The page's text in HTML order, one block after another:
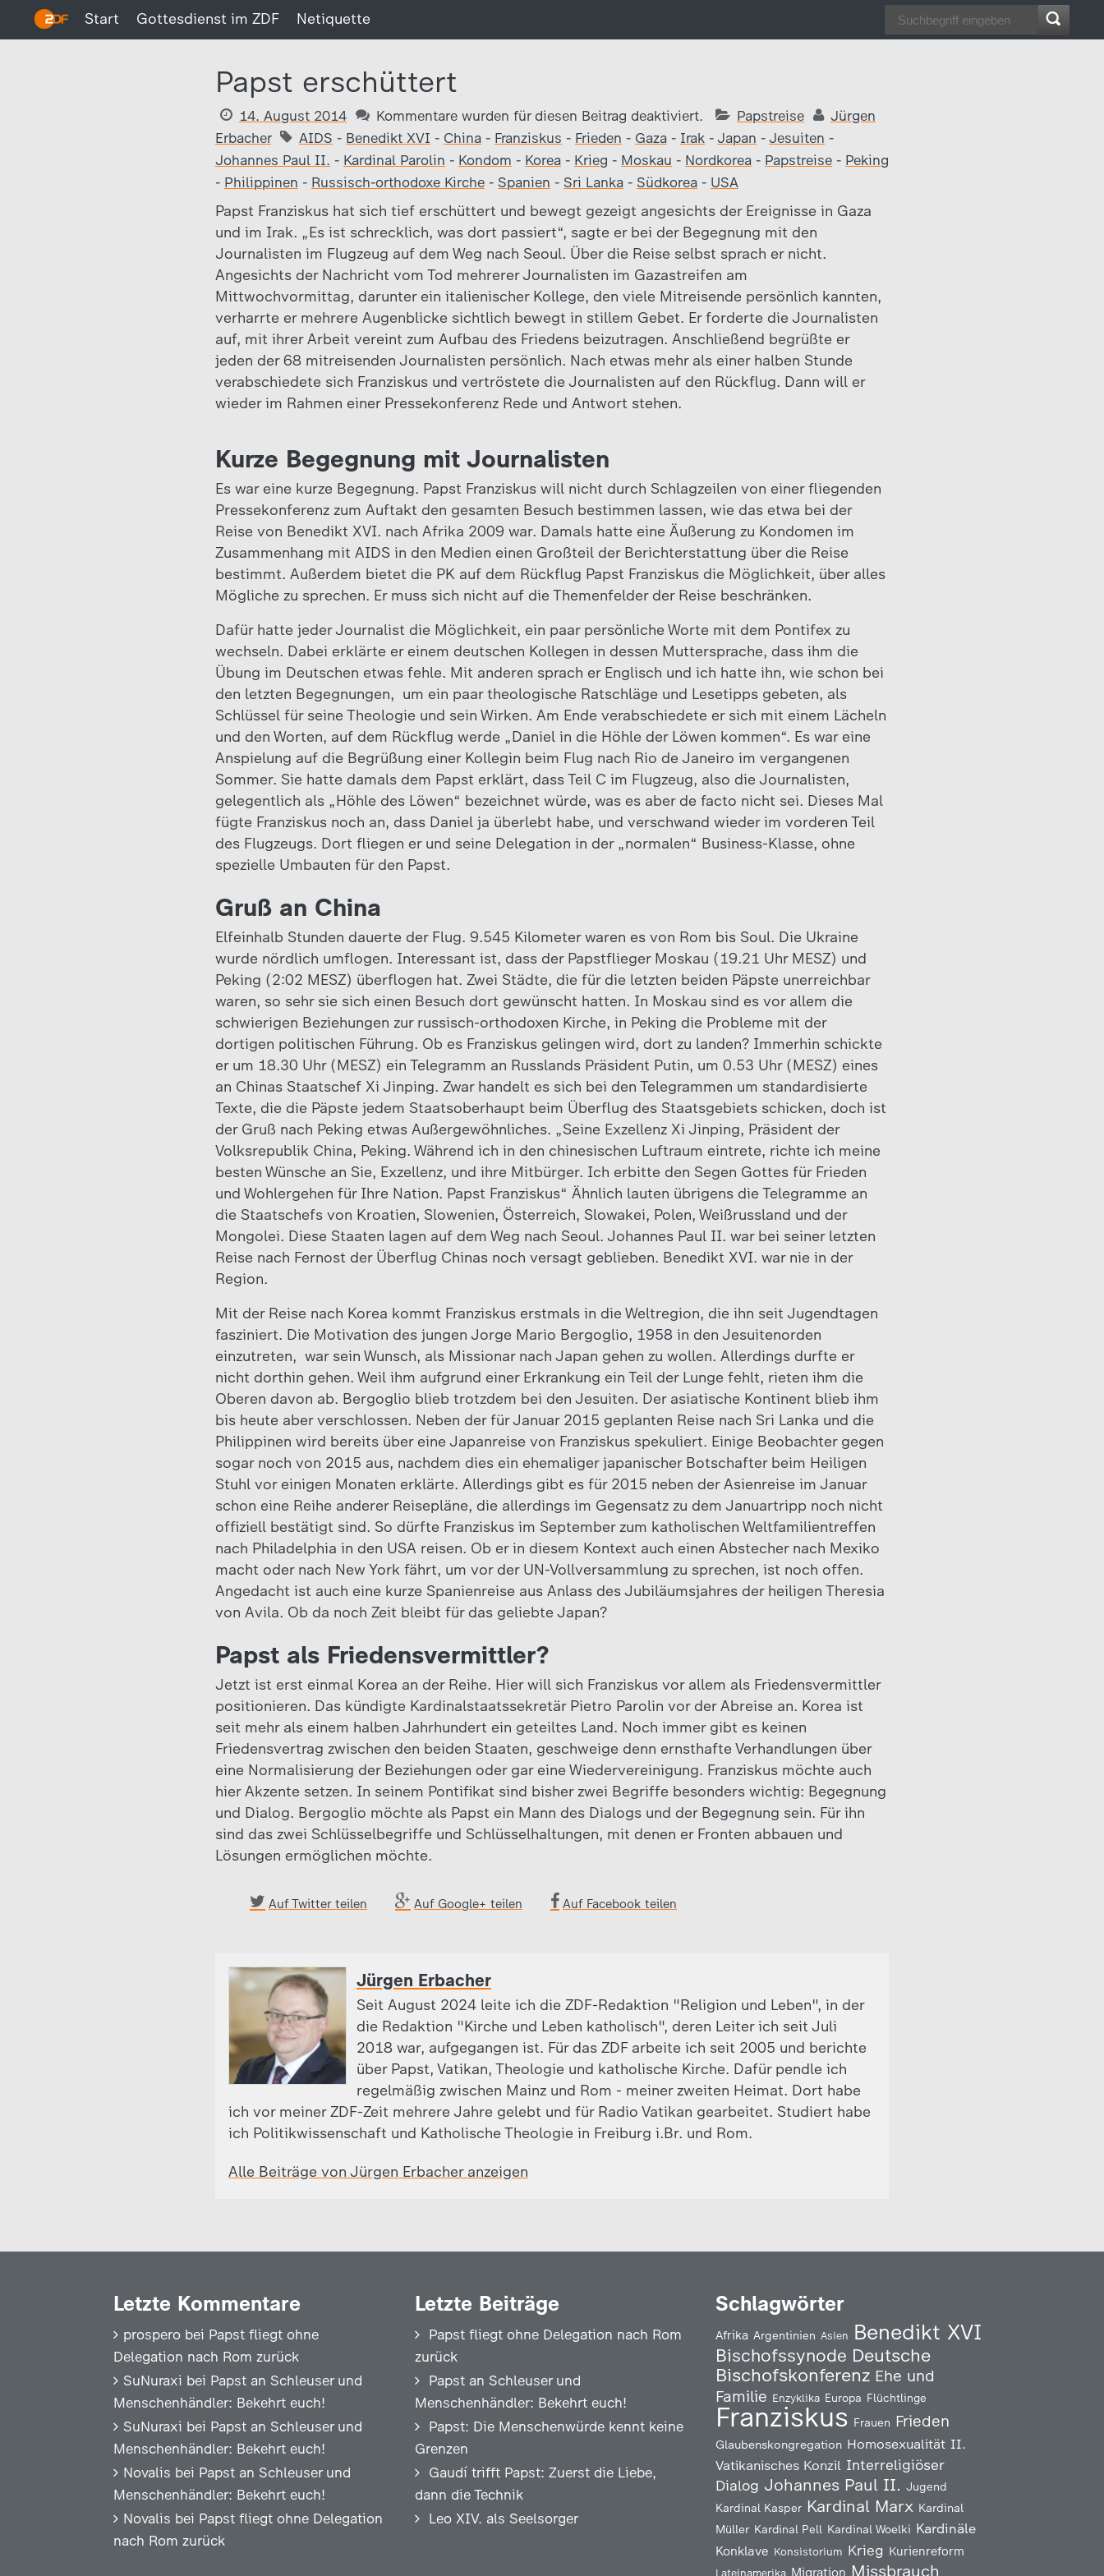
Start Gottesdienst im ZDF Netiquette
Papst erschüttert
14. August 2014 Kommentare wurden für diesen Beitrag deaktiviert. Papstreise
Jürgen
Erbacher
AIDS - Benedikt XVI - China - Franziskus - Frieden - Gaza - Irak - Japan - Jesuiten -
Johannes Paul II. - Kardinal Parolin - Kondom - Korea - Krieg - Moskau - Nordkorea - Papstreise - Peking
- Philippinen - Russisch-orthodoxe Kirche - Spanien - Sri Lanka - Südkorea - USA
Papst Franziskus hat sich tief erschüttert und bewegt gezeigt angesichts der Ereignisse in Gaza
und im Irak. „Es ist schrecklich, was dort passiert“, sagte er bei der Begegnung mit den
Journalisten im Flugzeug auf dem Weg nach Seoul. Über die Reise selbst sprach er nicht.
Angesichts der Nachricht vom Tod mehrerer Journalisten im Gazastreifen am
Mittwochvormittag, darunter ein italienischer Kollege, den viele Mitreisende persönlich kannten,
verharrte er mehrere Augenblicke sichtlich bewegt in stillem Gebet. Er forderte die Journalisten
auf, mit ihrer Arbeit vereint zum Aufbau des Friedens beizutragen. Anschließend begrüßte er
jeden der 68 mitreisenden Journalisten persönlich. Nach etwas mehr als einer halben Stunde
verabschiedete sich Franziskus und vertröstete die Journalisten auf den Rückflug. Dann will er
wieder im Rahmen einer Pressekonferenz Rede und Antwort stehen.
Kurze Begegnung mit Journalisten
Es war eine kurze Begegnung. Papst Franziskus will nicht durch Schlagzeilen von einer fliegenden
Pressekonferenz zum Auftakt den gesamten Besuch bestimmen lassen, wie das etwa bei der
Reise von Benedikt XVI. nach Afrika 2009 war. Damals hatte eine Äußerung zu Kondomen im
Zusammenhang mit AIDS in den Medien einen Großteil der Berichterstattung über die Reise
bestimmt. Außerdem bietet die PK auf dem Rückflug Papst Franziskus die Möglichkeit, über alles
Mögliche zu sprechen. Er muss sich nicht auf die Themenfelder der Reise beschränken.
Dafür hatte jeder Journalist die Möglichkeit, ein paar persönliche Worte mit dem Pontifex zu
wechseln. Dabei erklärte er einem deutschen Kollegen in dessen Muttersprache, dass ihm die
Übung im Deutschen etwas fehle. Mit anderen sprach er Englisch und ich hatte ihn, wie schon bei
den letzten Begegnungen, um ein paar theologische Ratschläge und Lesetipps gebeten, als
Schlüssel für seine Theologie und sein Wirken. Am Ende verabschiedete er sich mit einem Lächeln
und den Worten, auf dem Rückflug werde „Daniel in die Höhle der Löwen kommen“. Es war eine
Anspielung auf die Begrüßung einer Kollegin beim Flug nach Rio de Janeiro im vergangenen
Sommer. Sie hatte damals dem Papst erklärt, dass Teil C im Flugzeug, also die Journalisten,
gelegentlich als „Höhle des Löwen“ bezeichnet würde, was es aber de facto nicht sei. Dieses Mal
fügte Franziskus noch an, dass Daniel ja überlebt habe, und verschwand wieder im vorderen Teil
des Flugzeugs. Dort fliegen er und seine Delegation in der „normalen“ Business-Klasse, ohne
spezielle Umbauten für den Papst.
Gruß an China
Elfeinhalb Stunden dauerte der Flug. 9.545 Kilometer waren es von Rom bis Soul. Die Ukraine
wurde nördlich umflogen. Interessant ist, dass der Papstflieger Moskau (19.21 Uhr MESZ) und
Peking (2:02 MESZ) überflogen hat. Zwei Städte, die für die letzten beiden Päpste unerreichbar
waren, so sehr sie sich einen Besuch dort gewünscht hatten. In Moskau sind es vor allem die
schwierigen Beziehungen zur russisch-orthodoxen Kirche, in Peking die Probleme mit der
dortigen politischen Führung. Ob es Franziskus gelingen wird, dort zu landen? Immerhin schickte
er um 18.30 Uhr (MESZ) ein Telegramm an Russlands Präsident Putin, um 0.53 Uhr (MESZ) eines
an Chinas Staatschef Xi Jinping. Zwar handelt es sich bei den Telegrammen um standardisierte
Texte, die die Päpste jedem Staatsoberhaupt beim Überflug des Staatsgebiets schicken, doch ist
der Gruß nach Peking etwas Außergewöhnliches. „Seine Exzellenz Xi Jinping, Präsident der
Volksrepublik China, Peking. Während ich in den chinesischen Luftraum eintrete, richte ich meine
besten Wünsche an Sie, Exzellenz, und ihre Mitbürger. Ich erbitte den Segen Gottes für Frieden
und Wohlergehen für Ihre Nation. Papst Franziskus“ Ähnlich lauten übrigens die Telegramme an
die Staatschefs von Kroatien, Slowenien, Österreich, Slowakei, Polen, Weißrussland und der
Mongolei. Diese Staaten lagen auf dem Weg nach Seoul. Johannes Paul II. war bei seiner letzten
Reise nach Fernost der Überflug Chinas noch versagt geblieben. Benedikt XVI. war nie in der
Region.
Mit der Reise nach Korea kommt Franziskus erstmals in die Weltregion, die ihn seit Jugendtagen
fasziniert. Die Motivation des jungen Jorge Mario Bergoglio, 1958 in den Jesuitenorden
einzutreten, war sein Wunsch, als Missionar nach Japan gehen zu wollen. Allerdings durfte er
nicht dorthin gehen. Weil ihm aufgrund einer Erkrankung ein Teil der Lunge fehlt, rieten ihm die
Oberen davon ab. Bergoglio blieb trotzdem bei den Jesuiten. Der asiatische Kontinent blieb ihm
bis heute aber verschlossen. Neben der für Januar 2015 geplanten Reise nach Sri Lanka und die
Philippinen wird bereits über eine Japanreise von Franziskus spekuliert. Einige Beobachter gegen
sogar noch von 2015 aus, nachdem dies ein ehemaliger japanischer Botschafter beim Heiligen
Stuhl vor einigen Monaten erklärte. Allerdings gibt es für 2015 neben der Asienreise im Januar
schon eine Reihe anderer Reisepläne, die allerdings im Gegensatz zu dem Januartripp noch nicht
offiziell bestätigt sind. So dürfte Franziskus im September zum katholischen Weltfamilientreffen
nach Philadelphia in den USA reisen. Ob er in diesem Kontext auch einen Abstecher nach Mexiko
macht oder nach New York fährt, um vor der UN-Vollversammlung zu sprechen, ist noch offen.
Angedacht ist auch eine kurze Spanienreise aus Anlass des Jubiläumsjahres der heiligen Theresia
von Avila. Ob da noch Zeit bleibt für das geliebte Japan?
Papst als Friedensvermittler?
Jetzt ist erst einmal Korea an der Reihe. Hier will sich Franziskus vor allem als Friedensvermittler
positionieren. Das kündigte Kardinalstaatssekretär Pietro Parolin vor der Abreise an. Korea ist
seit mehr als einem halben Jahrhundert ein geteiltes Land. Noch immer gibt es keinen
Friedensvertrag zwischen den beiden Staaten, geschweige denn ernsthafte Verhandlungen über
eine Normalisierung der Beziehungen oder gar eine Wiedervereinigung. Franziskus möchte auch
hier Akzente setzen. In seinem Pontifikat sind bisher zwei Begriffe besonders wichtig: Begegnung
und Dialog. Bergoglio möchte als Papst ein Mann des Dialogs und der Begegnung sein. Für ihn
sind das zwei Schlüsselbegriffe und Schlüsselhaltungen, mit denen er Fronten abbauen und
Lösungen ermöglichen möchte.
Auf Twitter teilen Auf Google+ teilen Auf Facebook teilen
Jürgen Erbacher
Seit August 2024 leite ich die ZDF-Redaktion "Religion und Leben", in der
die Redaktion "Kirche und Leben katholisch", deren Leiter ich seit Juli
2018 war, aufgegangen ist. Für das ZDF arbeite ich seit 2005 und berichte
über Papst, Vatikan, Theologie und katholische Kirche. Dafür pendle ich
regelmäßig zwischen Mainz und Rom - meiner zweiten Heimat. Dort habe
ich vor meiner ZDF-Zeit mehrere Jahre gelebt und für Radio Vatikan gearbeitet. Studiert habe
ich Politikwissenschaft und Katholische Theologie in Freiburg i.Br. und Rom.
Alle Beiträge von Jürgen Erbacher anzeigen
Letzte Kommentare
prospero bei Papst fliegt ohne
Delegation nach Rom zurück
SuNuraxi bei Papst an Schleuser und
Menschenhändler: Bekehrt euch!
SuNuraxi bei Papst an Schleuser und
Menschenhändler: Bekehrt euch!
Novalis bei Papst an Schleuser und
Menschenhändler: Bekehrt euch!
Novalis bei Papst fliegt ohne Delegation
nach Rom zurück
Letzte Beiträge
Papst fliegt ohne Delegation nach Rom
zurück
Papst an Schleuser und
Menschenhändler: Bekehrt euch!
Papst: Die Menschenwürde kennt keine
Grenzen
Gaudí trifft Papst: Zuerst die Liebe,
dann die Technik
Leo XIV. als Seelsorger
Schlagwörter
Afrika Argentinien Asien Benedikt XVI
Bischofssynode Deutsche
Bischofskonferenz Ehe und
Familie Enzyklika Europa Flüchtlinge
Franziskus Frauen Frieden
Glaubenskongregation Homosexualität II.
Vatikanisches Konzil Interreligiöser
Dialog Johannes Paul II. Jugend
Kardinal Kasper Kardinal Marx Kardinal
Müller Kardinal Pell Kardinal Woelki Kardinäle
Konklave Konsistorium Krieg Kurienreform
Lateinamerika Migration Missbrauch